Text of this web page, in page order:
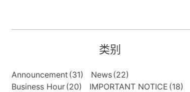
类别
Announcement (31) News(22)
Business Hour(20) IMPORTANT NOTICE (18)